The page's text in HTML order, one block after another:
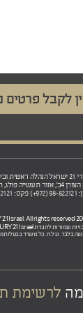
הספר לנדל"ן:
פולג, ת.ד. 5, נתניה 42100
(972+)
שמורות לחברת21 Israel.
בלבד. ט.ל.ח. כל משרד בבעלות
לרשימת